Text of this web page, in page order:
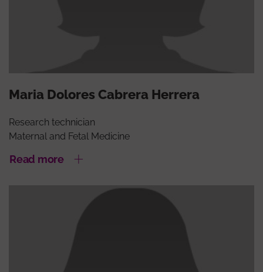
Maria Dolores Cabrera Herrera
Research technician
Maternal and Fetal Medicine
Read more